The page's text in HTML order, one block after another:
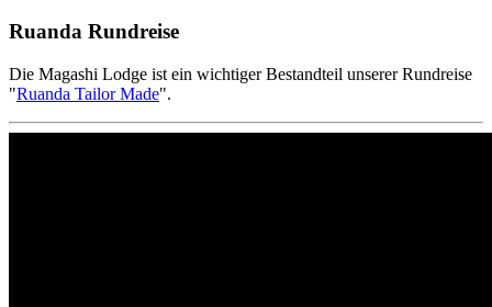
Ruanda Rundreise
Die Magashi Lodge ist ein wichtiger Bestandteil unserer Rundreise
"Ruanda Tailor Made".